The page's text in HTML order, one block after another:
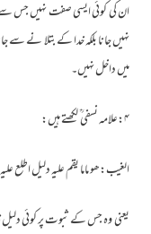
ان کی کوئی ایسی صفت نہیں جس سے
نہیں جانا بلکہ خدا کے بتلا نے سے
میں داخل نہیں۔
۴:علامہ نسفی ؒ لکھتے ہیں:
الغیب:ھو ماما یقم علیہ دلیل اطلع
یعنی وہ جس کے ثبوت پر کوئی دلیل